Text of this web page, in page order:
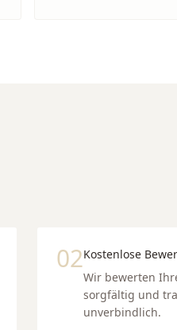
02Kostenlose
Wir bewerten
sorgfältig und
unverbindlich.